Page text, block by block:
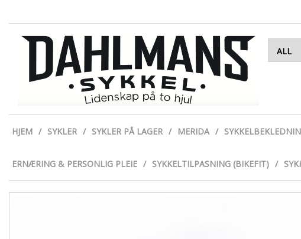
HJEM SYKLER SYKLER PÅ LAGER MERIDA
ERNÆRING & PERSONLIG PLEIE SYKKELTILPASNING (BIKEFIT)